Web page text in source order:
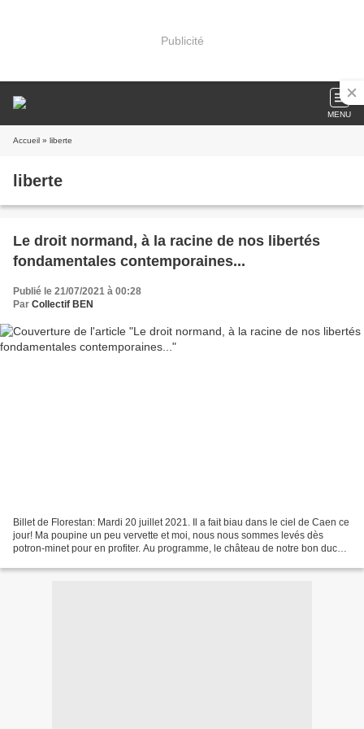
Publicité
MENU
Accueil » liberte
liberte
Le droit normand, à la racine de nos libertés
fondamentales contemporaines...
Publié le 21/07/2021 à 00:28
Par Collectif BEN
Billet de Florestan: Mardi 20 juillet 2021. Il a fait biau dans le ciel de Caen ce
jour! Ma poupine un peu vervette et moi, nous nous sommes levés dès
potron-minet pour en profiter. Au programme, le château de notre bon duc